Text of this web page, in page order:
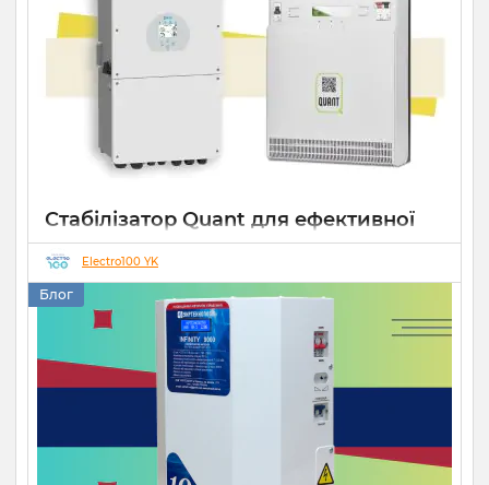
Стабілізатор Quant для ефективної
роботи СЕС
Electro100 YK
Блог